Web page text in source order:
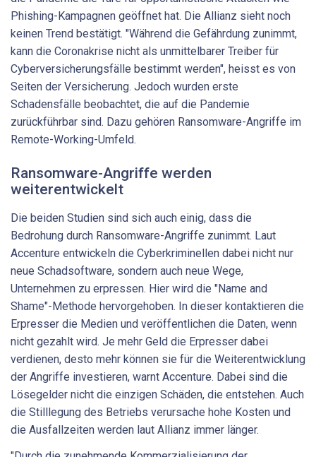
Phishing-Kampagnen geöffnet hat. Die Allianz sieht noch
keinen Trend bestätigt. "Während die Gefährdung zunimmt,
kann die Coronakrise nicht als unmittelbarer Treiber für
Cyberversicherungsfälle bestimmt werden", heisst es von
Seiten der Versicherung. Jedoch wurden erste
Schadensfälle beobachtet, die auf die Pandemie
zurückführbar sind. Dazu gehören Ransomware-Angriffe im
Remote-Working-Umfeld.
Ransomware-Angriffe werden
weiterentwickelt
Die beiden Studien sind sich auch einig, dass die
Bedrohung durch Ransomware-Angriffe zunimmt. Laut
Accenture entwickeln die Cyberkriminellen dabei nicht nur
neue Schadsoftware, sondern auch neue Wege,
Unternehmen zu erpressen. Hier wird die "Name and
Shame"-Methode hervorgehoben. In dieser kontaktieren die
Erpresser die Medien und veröffentlichen die Daten, wenn
nicht gezahlt wird. Je mehr Geld die Erpresser dabei
verdienen, desto mehr können sie für die Weiterentwicklung
der Angriffe investieren, warnt Accenture. Dabei sind die
Lösegelder nicht die einzigen Schäden, die entstehen. Auch
die Stilllegung des Betriebs verursache hohe Kosten und
die Ausfallzeiten werden laut Allianz immer länger.